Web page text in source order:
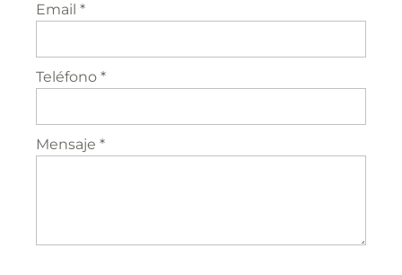
Email *
Teléfono *
Mensaje *